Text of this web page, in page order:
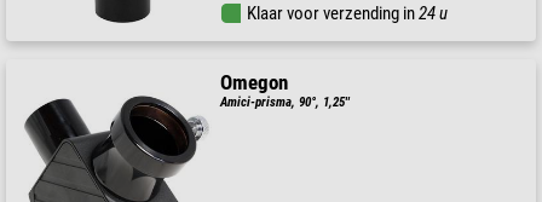
Klaar voor verzending in24 u
Omegon
Amici-prisma, 90°, 1,25''